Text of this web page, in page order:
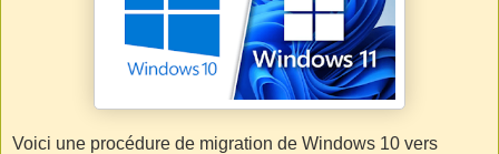
Voici une procédure de migration de Windows 10 vers